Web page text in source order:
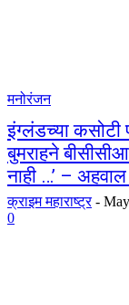
मनोरंजन
इंग्लंडच्या कसोटी
बुमराहने
नाही …’ – अहवाल
क्राइम महाराष्ट्र -
0